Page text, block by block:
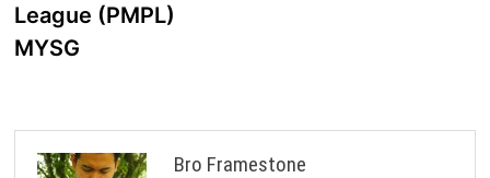
League (PMPL)
MYSG
Bro Framestone